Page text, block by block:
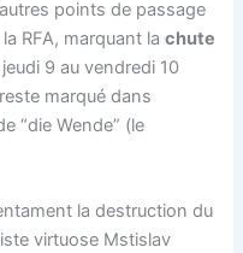
points de passage
la RFA, marquant lachute
9 au vendredi 10
marqué dans
“die Wende” (le
la destruction du
virtuose Mstislav